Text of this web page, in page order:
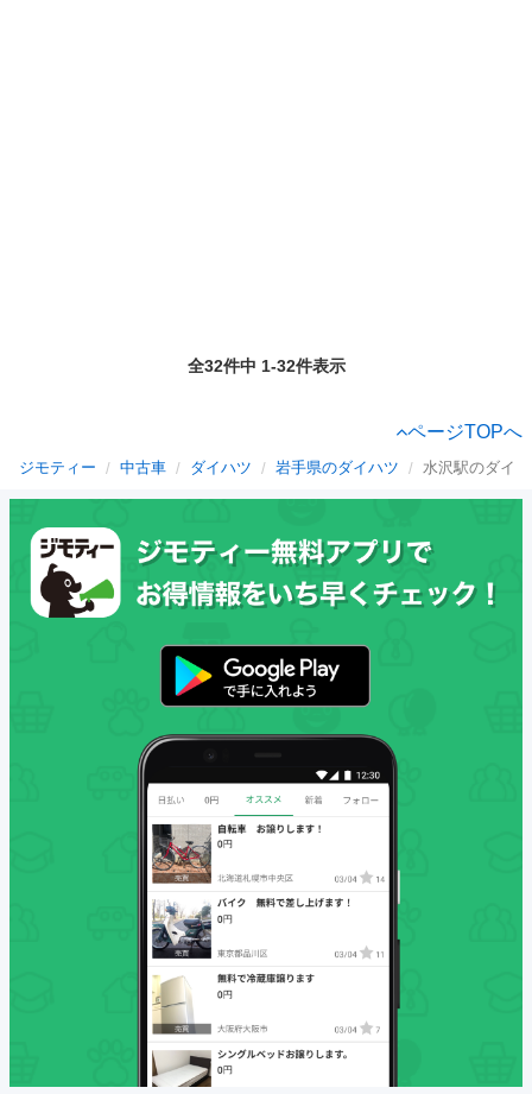
全32件中 1-32件表示
ページTOPへ
ジモティー 中古車 ダイハツ 岩手県のダイハツ 水沢駅のダイ